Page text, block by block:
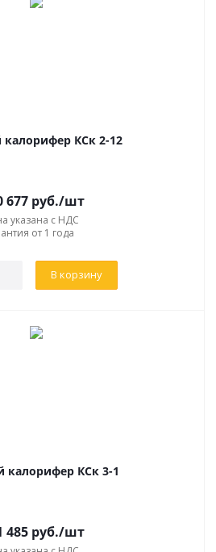
калорифер КСк 2-12
677руб./шт
указана с НДС
от 1 года
В корзину
калорифер КСк 3-1
485руб./шт